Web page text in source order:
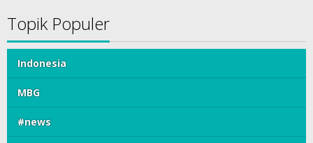
Topik Populer
Indonesia
MBG
#news